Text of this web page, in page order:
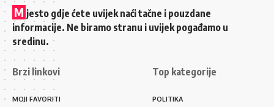
M jesto gdje ćete uvijek naći tačne i pouzdane
informacije. Ne biramo stranu i uvijek pogađamo u
sredinu.
Brzi linkovi
MOJI FAVORITI
Top kategorije
POLITIKA